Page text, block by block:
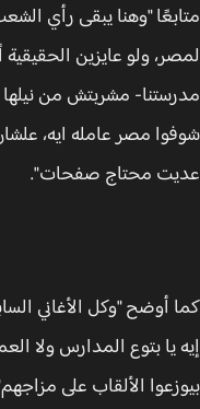
"وهنا يبقى رأي الشعب
ولو عايزين الحقيقية
مشربتش من نيلها
مصر عامله ايه، علشان
محتاج صفحات".
أوضح "وكل الأغاني
يا بتوع المدارس ولا
الألقاب على مزاجهم".